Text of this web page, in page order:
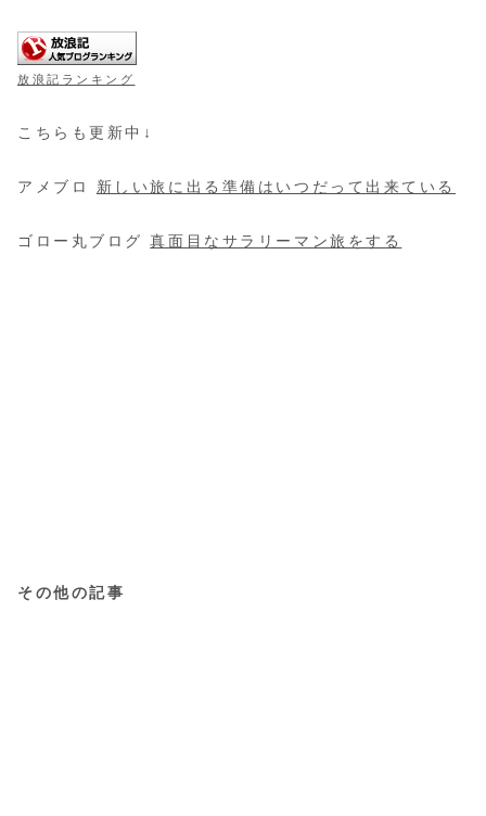
放浪記ランキング
こちらも更新中↓
アメブロ 新しい旅に出る準備はいつだって出来ている
ゴロー丸ブログ真面目なサラリーマン旅をする
その他の記事